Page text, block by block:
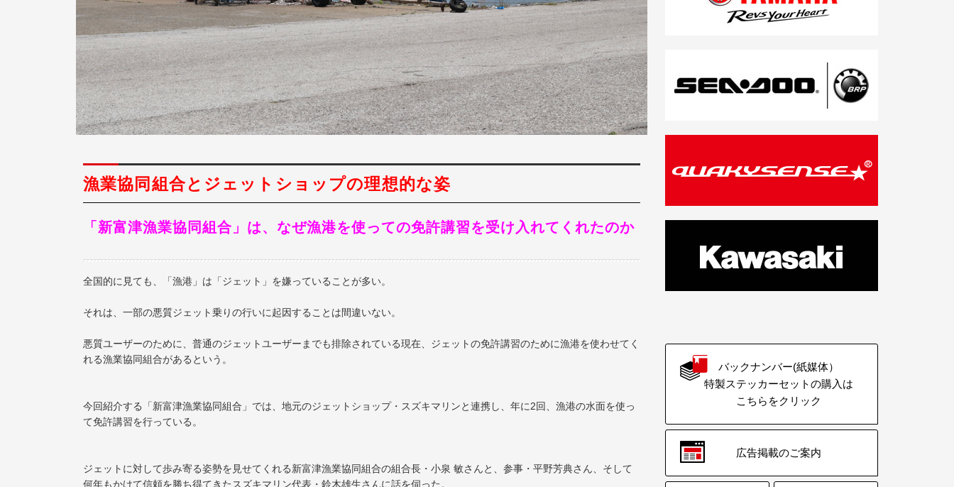
漁業協同組合とジェットショップの理想的な姿
「新富津漁業協同組合」は、なぜ漁港を使っての免許講習を受け入れてくれたのか
全国的に見ても、「漁港」は「ジェット」を嫌っていることが多い。
それは、一部の悪質ジェット乗りの行いに起因することは間違いない。
悪質ユーザーのために、普通のジェットユーザーまでも排除されている現在、ジェットの免許講習のために漁港を使わせてく
れる漁業協同組合があるという。
今回紹介する「新富津漁業協同組合」では、地元のジェットショップ・スズキマリンと連携し、年に2回、漁港の水面を使っ
て免許講習を行っている。
ジェットに対して歩み寄る姿勢を見せてくれる新富津漁業協同組合の組合長・小泉 敏さんと、参事・平野芳典さん、そして
何年もかけて信頼を勝ち得てきたスズキマリン代表・鈴木雄生さんに話を伺った。
バックナンバー(紙媒体）
特製ステッカーセットの購入は
こちらをクリック
広告掲載のご案内